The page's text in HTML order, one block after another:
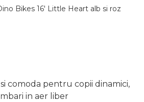
Bikes 16' Little Heart alb si roz
comoda pentru copii dinamici,
in aer liber